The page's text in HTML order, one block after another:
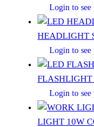
Login to see
HEADLIGHT
Login to see
Login to see
LIGHT 10W